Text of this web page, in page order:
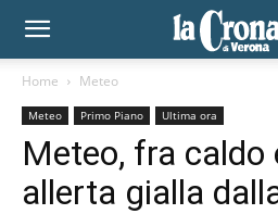
Home Meteo
Meteo Primo Piano Ultima ora
Meteo, fra caldo
allerta gialla